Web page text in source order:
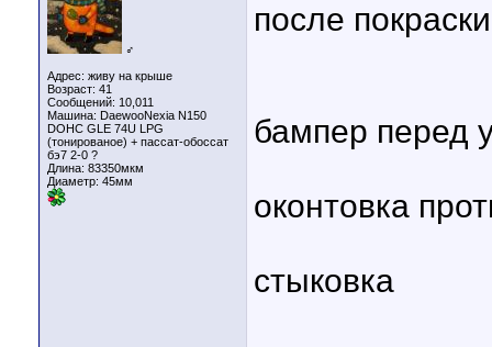
♂
Адрес: живу на крыше
Возраст: 41
Сообщений: 10,011
Машина: DaewooNexia N150
DOHC GLE 74U LPG
(тонированое) + пассат-обоссат
бэ7 2-0 ?
Длина: 83350мкм
Диаметр: 45мм
после
бампер перед
оконтовка
стыковка